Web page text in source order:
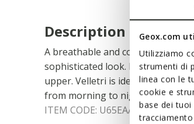
Geox.com
Utilizziamo
strumenti di
linea con le
cookie e
base dei tuoi
Description
A breathable and comfortable
sophisticated look. In this black
upper. Velletri is ideal for the
from morning to night.
ITEM CODE: U65EAA00043C9999